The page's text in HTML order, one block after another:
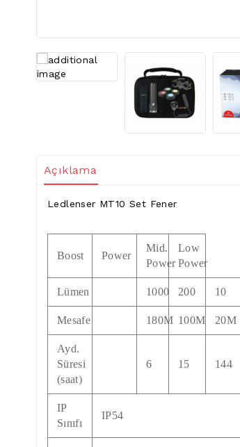
Açıklama
Ledlenser MT10 Set Fener
Boost Power
Mid.
Power
Low
Power
Lümen 1000 200 10
Mesafe 180M 100M 20M
Ayd.
Süresi
(saat)
6 15 144
IP
Sınıfı
IP54